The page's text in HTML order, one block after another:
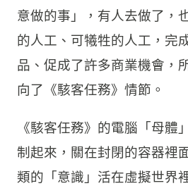
意做的事」，有人去做了，
的人工、可犧牲的人工，完
品、促成了許多商業機會，
向了《駭客任務》情節。
《駭客任務》的電腦「母體
制起來，關在封閉的容器裡
類的「意識」活在虛擬世界